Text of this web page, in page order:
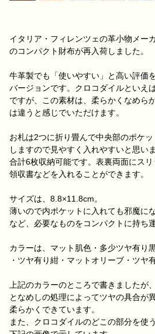
イタリア・フィレンツェの革小物メー
のコンパクト財布が再入荷しました。
牛革製でも「使いやすい」と高い評価
バージョンです。クロコダイルといえ
ですが、この素材は、柔らかくなめら
は違うと感じでいただけます。
お札は2つに折り畳んで中央部のポケ
しますので見やすく入れやすいと思い
合計6枚収納可能です。表裏両面にス
領収書などを入れることができます。
サイズは、8.8×11.8cm。
薄いので内ポケットに入れても邪魔に
など、必要なものをコンパクトに持ち
カラーは、マット肌色・多少ツヤ有り
・ツヤ有り紺・マットオリーブ・ツヤ
上記のカラーのところで書きましたが
となめしの処理によってツヤの具合が
柔らかくできています。
また、クロコダイルのどこの部分を使